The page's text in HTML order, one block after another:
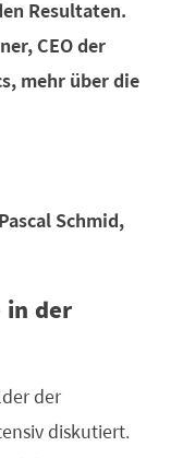
Resultaten.
CEO der
mehr über die
Schmid,
in der
der
diskutiert.